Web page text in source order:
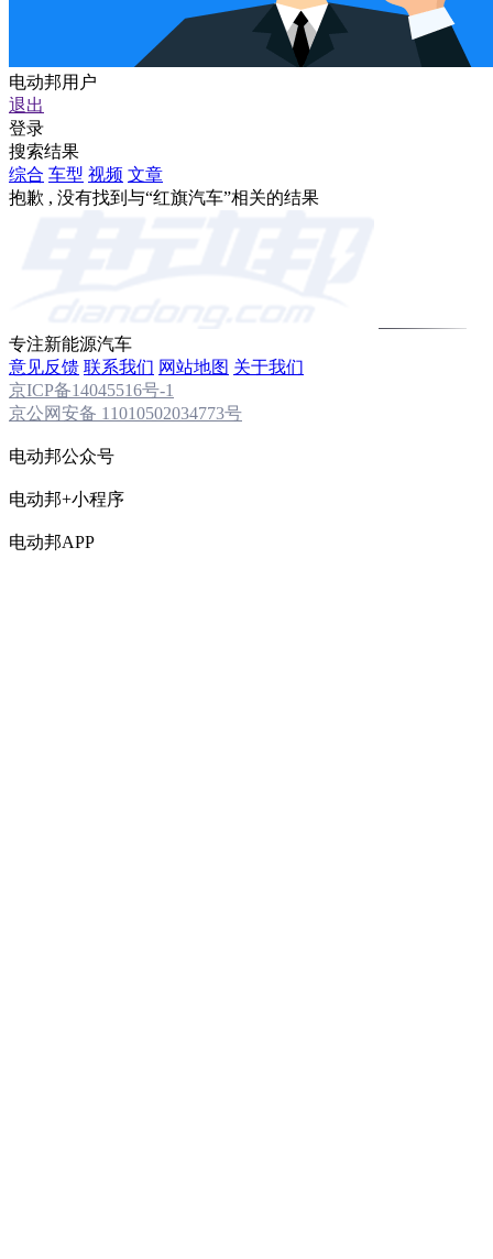
电动邦用户
退出
登录
搜索结果
综合 车型 视频 文章
抱歉 , 没有找到与“红旗汽车”相关的结果
专注新能源汽车
意见反馈 联系我们 网站地图 关于我们
京ICP备14045516号-1
京公网安备 11010502034773号
电动邦公众号
电动邦+小程序
电动邦APP